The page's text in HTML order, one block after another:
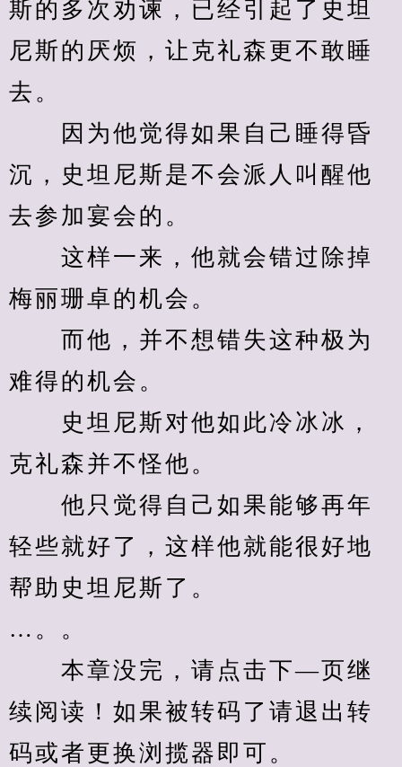
斯的多次劝谏，已经引起了史坦
尼斯的厌烦，让克礼森更不敢睡
去。
因为他觉得如果自己睡得昏
沉，史坦尼斯是不会派人叫醒他
去参加宴会的。
这样一来，他就会错过除掉
梅丽珊卓的机会。
而他，并不想错失这种极为
难得的机会。
史坦尼斯对他如此冷冰冰，
克礼森并不怪他。
他只觉得自己如果能够再年
轻些就好了，这样他就能很好地
帮助史坦尼斯了。
…。。
本章没完，请点击下—页继
续阅读！如果被转码了请退出转
码或者更换浏揽器即可。